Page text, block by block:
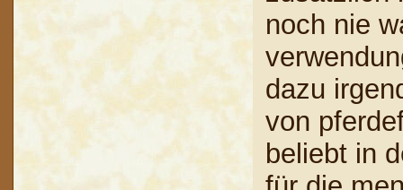
noch nie
dazu
von
beliebt in